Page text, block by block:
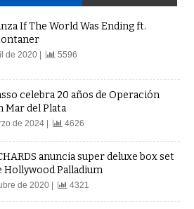
If The World Was Ending ft.
de 2020 | 5596
celebra 20 años de Operación
Mar del Plata
de 2024 | 4626
anuncia super deluxe box set
Hollywood Palladium
de 2020 | 4321